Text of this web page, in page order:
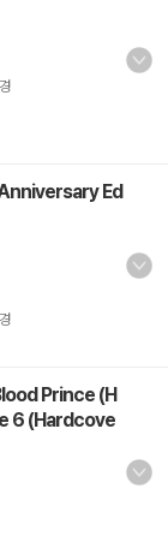
Ed
Prince (H
6 (Hardcove